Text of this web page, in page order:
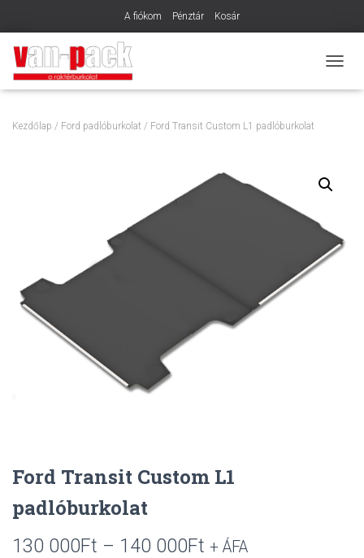
A fiókom Pénztár Kosár
A
-
/
Kezdőlap / Ford padlóburkolat / Ford Transit Custom L1 padlóburkolat
Ford Transit Custom L1
padlóburkolat
130 000Ft – 140 000Ft + ÁFA